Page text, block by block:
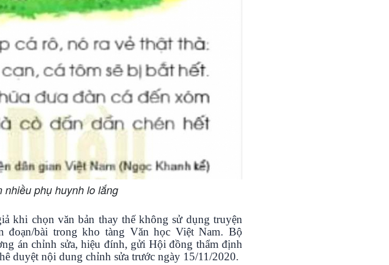
nhiều phụ huynh lo lắng
khi chọn văn bản thay thế không sử dụng truyện
đoạn/bài trong kho tàng Văn học Việt Nam. Bộ
án chỉnh sửa, hiệu đính, gửi Hội đồng thẩm định
duyệt nội dung chỉnh sửa trước ngày 15/11/2020.